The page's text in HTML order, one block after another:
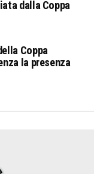
dalla Coppa
Coppa
la presenza